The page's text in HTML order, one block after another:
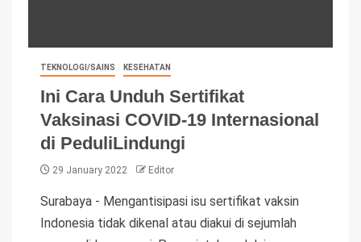
TEKNOLOGI/SAINS KESEHATAN
Ini Cara Unduh Sertifikat
Vaksinasi COVID-19 Internasional
di PeduliLindungi
29 January 2022 Editor
Surabaya - Mengantisipasi isu sertifikat vaksin
Indonesia tidak dikenal atau diakui di sejumlah